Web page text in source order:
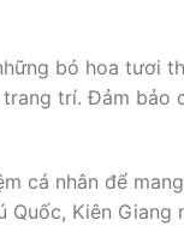
bó hoa tươi
trí. Đảm bảo
cá nhân để
Quốc, Kiên